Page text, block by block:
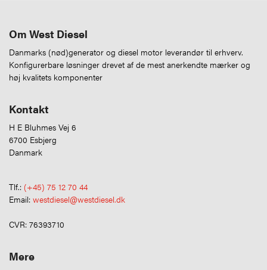
Om West Diesel
Danmarks (nød)generator og diesel motor leverandør til erhverv.
Konfigurerbare løsninger drevet af de mest anerkendte mærker og
høj kvalitets komponenter
Kontakt
H E Bluhmes Vej 6
6700 Esbjerg
Danmark
Tlf.: (+45) 75 12 70 44
Email: westdiesel@westdiesel.dk
CVR: 76393710
Mere